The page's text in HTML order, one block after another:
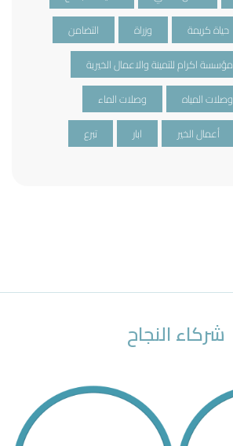
حياة كريمة وزراة
التضامن
مؤسسة اكرام للتمينة والاعمال الخيرية
وصلات المياه
وصلات الماء
أعمال الخير ابار تبرع
شركاء النجاح